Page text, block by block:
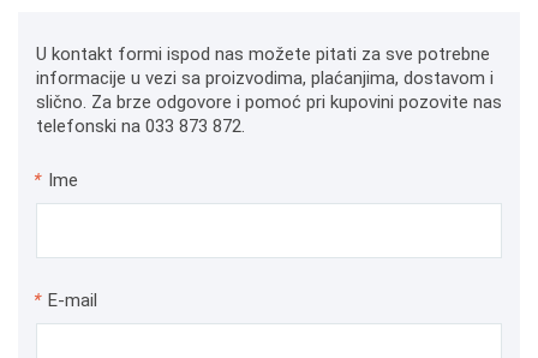
U kontakt formi ispod nas možete pitati za sve potrebne
informacije u vezi sa proizvodima, plaćanjima, dostavom i
slično. Za brze odgovore i pomoć pri kupovini pozovite nas
telefonski na 033 873 872.
* Ime
* E-mail